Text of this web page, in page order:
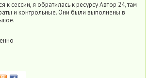
к сессии, я обратилась к ресурсу Автор 24, там
и контрольные. Они были выполнены в